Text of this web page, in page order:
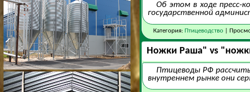
Об этом в ходе пресс-
государственной
Категория: Птицеводство|
Ножки Раша" vs
Птицеводы РФ
внутреннем рынке они